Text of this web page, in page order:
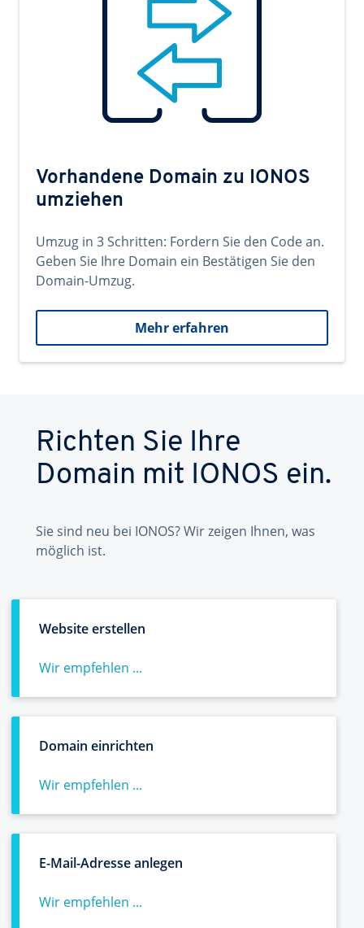
Vorhandene Domain zu IONOS
umziehen
Umzug in 3 Schritten: Fordern Sie den Code an.
Geben Sie Ihre Domain ein Bestätigen Sie den
Domain-Umzug.
Mehr erfahren
Richten Sie Ihre
Domain mit IONOS ein.
Sie sind neu bei IONOS? Wir zeigen Ihnen, was
möglich ist.
Website erstellen
Wir empfehlen ...
Domain einrichten
Wir empfehlen ...
E-Mail-Adresse anlegen
Wir empfehlen ...